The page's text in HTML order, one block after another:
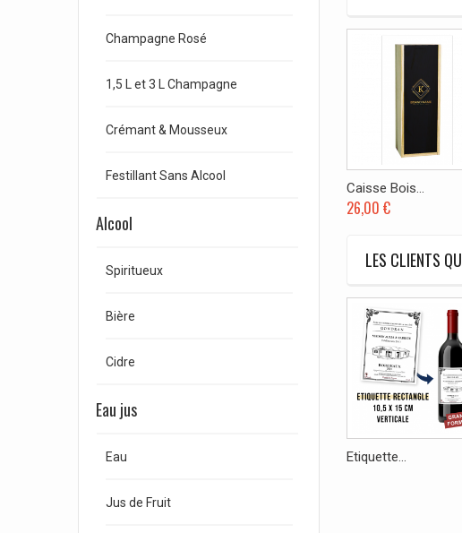
Champagne Rosé
1,5 L et 3 L Champagne
Crémant & Mousseux
Festillant Sans Alcool
Alcool
Spiritueux
Bière
Cidre
Eau jus
Eau
Jus de Fruit
Caisse Bois...
26,00 €
LES CLIENTS
Etiquette...